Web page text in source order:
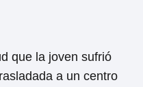
que la joven sufrió
a un centro